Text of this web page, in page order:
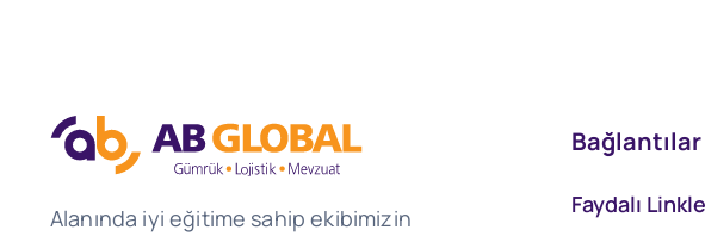
Alanında iyi eğitime sahip ekibimizin
Bağlantılar
Faydalı